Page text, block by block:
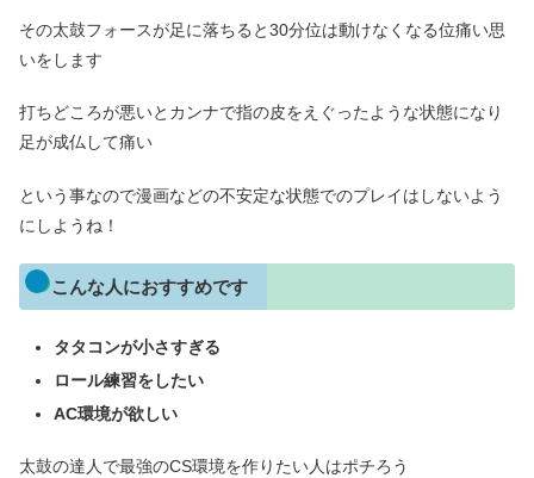
その太鼓フォースが足に落ちると30分位は動けなくなる位痛い思
いをします
打ちどころが悪いとカンナで指の皮をえぐったような状態になり
足が成仏して痛い
という事なので漫画などの不安定な状態でのプレイはしないよう
にしようね！
こんな人におすすめです
タタコンが小さすぎる
ロール練習をしたい
AC環境が欲しい
太鼓の達人で最強のCS環境を作りたい人はポチろう